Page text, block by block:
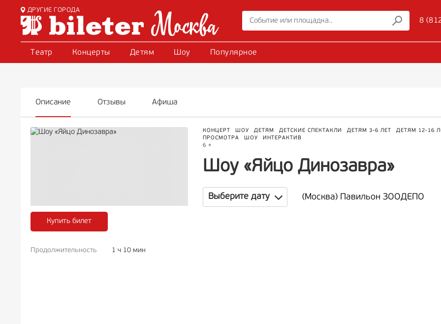
ДРУГИЕ ГОРОДА
8
Театр Концерты Детям Шоу Популярное
Описание Отзывы Афиша
КОНЦЕРТ ШОУ ДЕТЯМ ДЕТСКИЕ СПЕКТАКЛИ ДЕТЯМ 3-6 ЛЕТ
ДЕТЯМ 12-16
ПРОСМОТРА
ШОУ
ИНТЕРАКТИВ
6 +
Шоу «Яйцо Динозавра»
Выберите дату (Москва) Павильон ЗООДЕПО
Купить билет
Продолжительность 1 ч 10 мин